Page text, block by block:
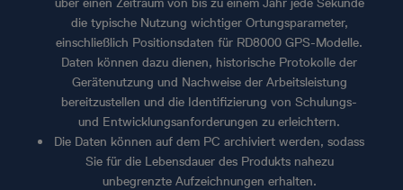
die typische Nutzung wichtiger Ortungsparameter,
einschließlich Positionsdaten für RD8000 GPS-Modelle.
Daten können dazu dienen, historische Protokolle der
Gerätenutzung und Nachweise der Arbeitsleistung
bereitzustellen und die Identifizierung von Schulungs-
und Entwicklungsanforderungen zu erleichtern.
Die Daten können auf dem PC archiviert werden, sodass
Sie für die Lebensdauer des Produkts nahezu
unbegrenzte Aufzeichnungen erhalten.